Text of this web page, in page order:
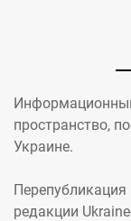
пространство,
Украине.
редакции